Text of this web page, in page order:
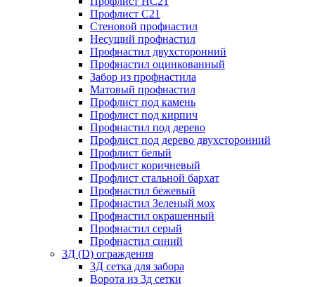
Профлист С21
Стеновой профнастил
Несущий профнастил
Профнастил двухсторонний
Профнастил оцинкованный
Забор из профнастила
Матовый профнастил
Профлист под камень
Профлист под кирпич
Профнастил под дерево
Профлист под дерево двухсторонний
Профлист белый
Профлист коричневый
Профлист стальной бархат
Профнастил бежевый
Профнастил Зеленый мох
Профнастил окрашенный
Профнастил серый
Профнастил синий
3Д (D) ограждения
3Д сетка для забора
Ворота из 3д сетки